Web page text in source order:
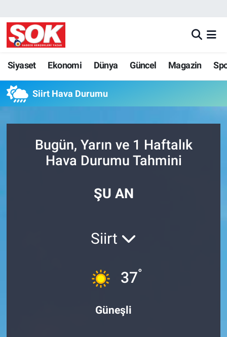
Siyaset Ekonomi Dünya Güncel Magazin
Siirt Hava Durumu
Bugün, Yarın ve 1 Haftalık
Hava Durumu Tahmini
ŞU AN
Siirt
37°
Güneşli
GÜNDEM
DÜNYA
SPOR
KÜLTÜR SANAT
POLİTİKA
Nöbetçi Eczaneler
Hava Durumu
İstanbul Namaz Vakitleri
Süper Lig Puan Durumu ve Fikstür
Tüm Manşetler
Son Dakika Haberleri